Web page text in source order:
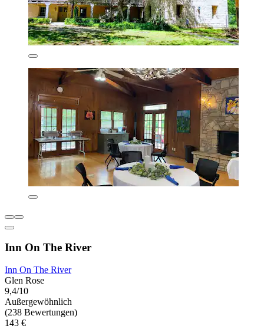
Inn On The River
Inn On The River
Glen Rose
9,4/10
Außergewöhnlich
(238 Bewertungen)
143 €